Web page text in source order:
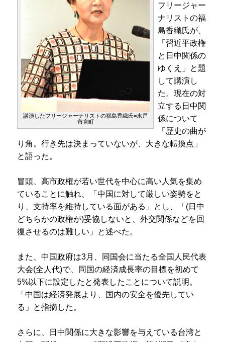
講演したフリージャーナリストの福島香織氏=水戸
市宮町
フリージャー
ナリストの福
島香織氏が、
「習近平政権
と日中関係の
ゆくえ」と題
して講演し
た。現在の対
立する日中関
係について
「歴史の曲が
り角。行き先は決まっていないが、大きな転換点」
と語った。
冒頭、高市政権が若い世代を中心に高い人気を集め
ていることに触れ、「中国に対して厳しい姿勢をと
り、支持率を維持している面がある」とし、「(日中
どちらかの政権が)妥協しないと、外交関係などを回
復させるのは難しい」と述べた。
また、中国政府は3月、同国会に当たる全国人民代表
大会(全人代)で、同国の経済成長率の目標を初めて
5%以下に設定したと発表したことについて説明。
「中国は経済発展より、国内の安全を優先してい
る」と指摘した。
さらに、日中関係に大きな影響を与えている台湾と